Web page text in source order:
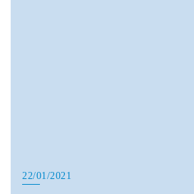
22/01/2021